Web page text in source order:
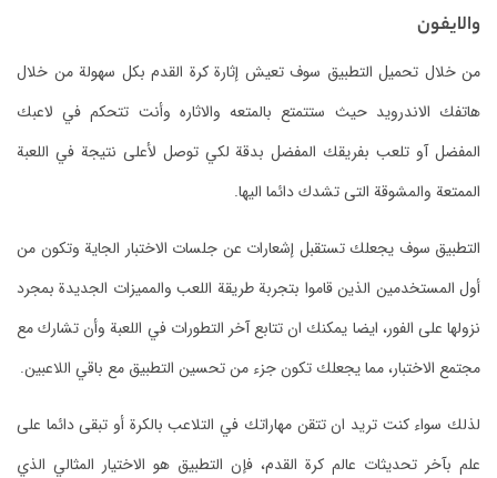
والايفون
من خلال تحميل التطبيق سوف تعيش إثارة كرة القدم بكل سهولة من خلال
هاتفك الاندرويد حيث ستتمتع بالمتعه والاثاره وأنت تتحكم في لاعبك
المفضل آو تلعب بفريقك المفضل بدقة لكي توصل لأعلى نتيجة في اللعبة
الممتعة والمشوقة التى تشدك دائما اليها.
التطبيق سوف يجعلك تستقبل إشعارات عن جلسات الاختبار الجاية وتكون من
أول المستخدمين الذين قاموا بتجربة طريقة اللعب والمميزات الجديدة بمجرد
نزولها على الفور، ايضا يمكنك ان تتابع آخر التطورات في اللعبة وأن تشارك مع
مجتمع الاختبار، مما يجعلك تكون جزء من تحسين التطبيق مع باقي اللاعبين.
لذلك سواء كنت تريد ان تتقن مهاراتك في التلاعب بالكرة أو تبقى دائما على
علم بآخر تحديثات عالم كرة القدم، فإن التطبيق هو الاختيار المثالي الذي